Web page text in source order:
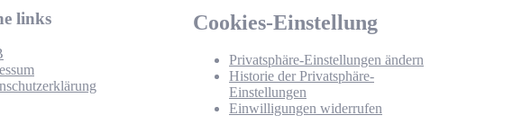
links Cookies-Einstellung
Privatsphäre-Einstellungen ändern
Historie der Privatsphäre-
Einstellungen
Einwilligungen widerrufen